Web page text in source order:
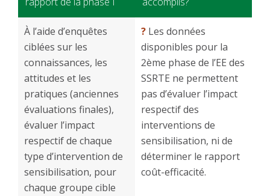
À l’aide d’enquêtes
ciblées sur les
connaissances, les
attitudes et les
pratiques (anciennes
évaluations finales),
évaluer l’impact
respectif de chaque
type d’intervention de
sensibilisation, pour
chaque groupe cible
? Les données
disponibles pour la
2ème phase de l’EE des
SSRTE ne permettent
pas d’évaluer l’impact
respectif des
interventions de
sensibilisation, ni de
déterminer le rapport
coût-efficacité.